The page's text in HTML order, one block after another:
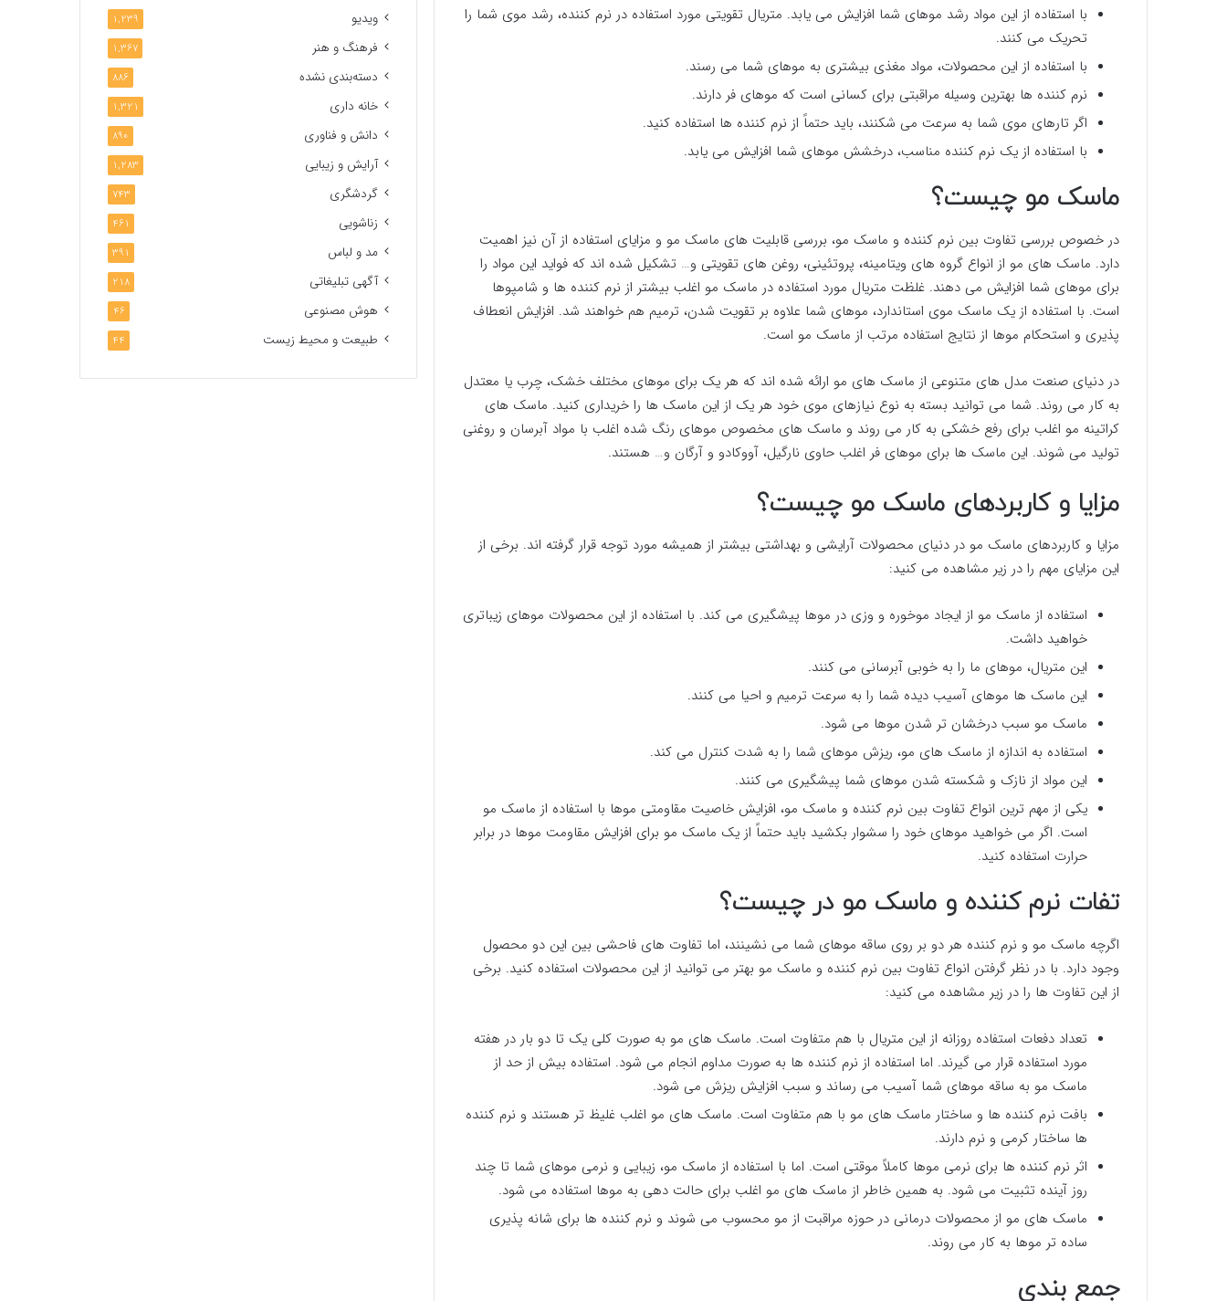
با استفاده از این مواد رشد موهای شما افزایش می یابد. متریال تقویتی مورد استفاده در نرم کننده، رشد موی شما را
تحریک می کنند.
با استفاده از این محصولات، مواد مغذی بیشتری به موهای شما می رسند.
نرم کننده ها بهترین وسیله مراقبتی برای کسانی است که موهای فر دارند.
اگر تارهای موی شما به سرعت می شکنند، باید حتماً از نرم کننده ها استفاده کنید.
با استفاده از یک نرم کننده مناسب، درخشش موهای شما افزایش می یابد.
ماسک مو چیست؟
در خصوص بررسی تفاوت بین نرم کننده و ماسک مو، بررسی قابلیت های ماسک مو و مزایای استفاده از آن نیز اهمیت
دارد. ماسک های مو از انواع گروه های ویتامینه، پروتئینی، روغن های تقویتی و… تشکیل شده اند که فواید این مواد را
برای موهای شما افزایش می دهند. غلظت متریال مورد استفاده در ماسک مو اغلب بیشتر از نرم کننده ها و شامپوها
است. با استفاده از یک ماسک موی استاندارد، موهای شما علاوه بر تقویت شدن، ترمیم هم خواهند شد. افزایش انعطاف
پذیری و استحکام موها از نتایج استفاده مرتب از ماسک مو است.
در دنیای صنعت مدل های متنوعی از ماسک های مو ارائه شده اند که هر یک برای موهای مختلف خشک، چرب یا معتدل
به کار می روند. شما می توانید بسته به نوع نیازهای موی خود هر یک از این ماسک ها را خریداری کنید. ماسک های
کراتینه مو اغلب برای رفع خشکی به کار می روند و ماسک های مخصوص موهای رنگ شده اغلب با مواد آبرسان و روغنی
تولید می شوند. این ماسک ها برای موهای فر اغلب حاوی نارگیل، آووکادو و آرگان و… هستند.
مزایا و کاربردهای ماسک مو چیست؟
مزایا و کاربردهای ماسک مو در دنیای محصولات آرایشی و بهداشتی بیشتر از همیشه مورد توجه قرار گرفته اند. برخی از
این مزایای مهم را در زیر مشاهده می کنید:
استفاده از ماسک مو از ایجاد موخوره و وزی در موها پیشگیری می کند. با استفاده از این محصولات موهای زیباتری
خواهید داشت.
این متریال، موهای ما را به خوبی آبرسانی می کنند.
این ماسک ها موهای آسیب دیده شما را به سرعت ترمیم و احیا می کنند.
ماسک مو سبب درخشان تر شدن موها می شود.
استفاده به اندازه از ماسک های مو، ریزش موهای شما را به شدت کنترل می کند.
این مواد از نازک و شکسته شدن موهای شما پیشگیری می کنند.
یکی از مهم ترین انواع تفاوت بین نرم کننده و ماسک مو، افزایش خاصیت مقاومتی موها با استفاده از ماسک مو
است. اگر می خواهید موهای خود را سشوار بکشید باید حتماً از یک ماسک مو برای افزایش مقاومت موها در برابر
حرارت استفاده کنید.
تفات نرم کننده و ماسک مو در چیست؟
اگرچه ماسک مو و نرم کننده هر دو بر روی ساقه موهای شما می نشینند، اما تفاوت های فاحشی بین این دو محصول
وجود دارد. با در نظر گرفتن انواع تفاوت بین نرم کننده و ماسک مو بهتر می توانید از این محصولات استفاده کنید. برخی
از این تفاوت ها را در زیر مشاهده می کنید:
تعداد دفعات استفاده روزانه از این متریال با هم متفاوت است. ماسک های مو به صورت کلی یک تا دو بار در هفته
مورد استفاده قرار می گیرند. اما استفاده از نرم کننده ها به صورت مداوم انجام می شود. استفاده بیش از حد از
ماسک مو به ساقه موهای شما آسیب می رساند و سبب افزایش ریزش می شود.
بافت نرم کننده ها و ساختار ماسک های مو با هم متفاوت است. ماسک های مو اغلب غلیظ تر هستند و نرم کننده
ها ساختار کرمی و نرم دارند.
اثر نرم کننده ها برای نرمی موها کاملاً موقتی است. اما با استفاده از ماسک مو، زیبایی و نرمی موهای شما تا چند
روز آینده تثبیت می شود. به همین خاطر از ماسک های مو اغلب برای حالت دهی به موها استفاده می شود.
ماسک های مو از محصولات درمانی در حوزه مراقبت از مو محسوب می شوند و نرم کننده ها برای شانه پذیری
ساده تر موها به کار می روند.
جمع بندی
ویدیو 1,239
فرهنگ و هنر 1,367
دسته‌بندی نشده 886
خانه داری 1,321
دانش و فناوری 890
آرایش و زیبایی 1,283
گردشگری 743
زناشویی 461
مد و لباس 391
آگهی تبلیغاتی 218
هوش مصنوعی 46
طبیعت و محیط زیست 44